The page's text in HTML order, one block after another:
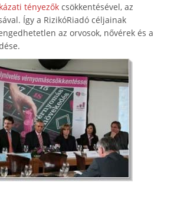
tényezők csökkentésével, az
Így a RizikóRiadó céljainak
az orvosok, nővérek és a